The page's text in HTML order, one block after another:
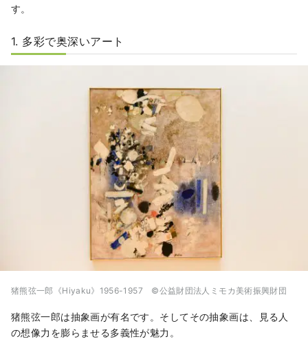
す。
1. 多彩で奥深いアート
猪熊弦一郎《Hiyaku》1956-1957 ©公益財団法人ミモカ美術振興財団
猪熊弦一郎は抽象画が有名です。そしてその抽象画は、見る人
の想像力を膨らませる多義性が魅力。